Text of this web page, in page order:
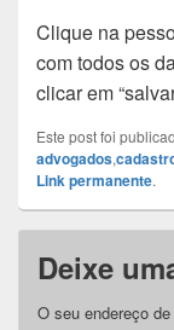
Clique na
com todos os
clicar em
Este post foi
advogados,
Link permanente.
Deixe
O seu endereço